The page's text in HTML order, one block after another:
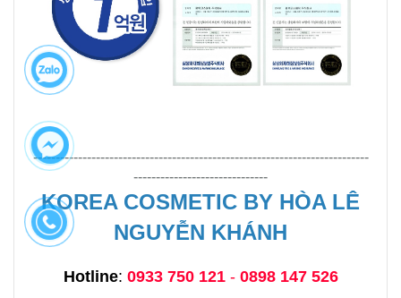
---------------------------------------------------------------------------
------------------------------
KOREA COSMETIC BY HÒA LÊ
NGUYỄN KHÁNH
Hotline: 0933 750 121- 0898 147 526